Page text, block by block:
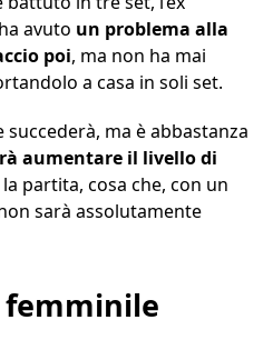
avuto un problema alla
poi, ma non ha mai
a casa in soli set.
ma è abbastanza
aumentare il livello di
partita, cosa che, con un
sarà assolutamente